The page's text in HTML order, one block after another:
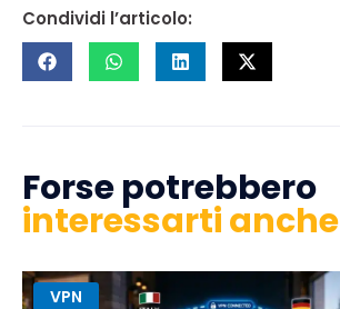
Condividi l’articolo:
Forse potrebbero
interessarti anche
VPN